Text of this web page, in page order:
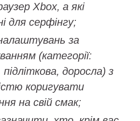
Xbox, а які
для серфінгу;
за
(категорії:
доросла) з
коригувати
на свій смак;